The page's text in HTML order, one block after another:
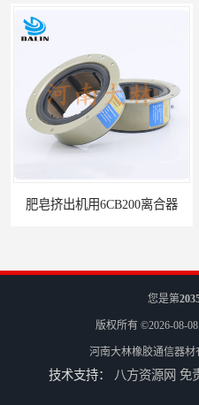
离合器 冷镦机刹车
您是第
版权所有 ©2026-08-08
河南大林橡胶通信器材
技术支持： 八方资源网 免